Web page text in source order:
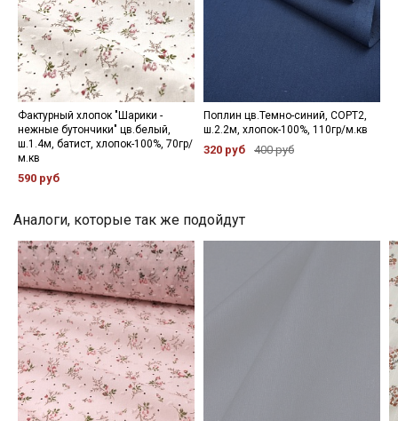
Фактурный хлопок "Шарики -
нежные бутончики" цв.белый,
ш.1.4м, батист, хлопок-100%, 70гр/
м.кв
590 руб
Поплин цв.Темно-синий, СОРТ2,
ш.2.2м, хлопок-100%, 110гр/м.кв
320 руб 400 руб
Аналоги, которые так же подойдут
Секретная рассылка от Купава
Мы публикуем здесь дополнительные
промокоды и скидки до 30% на узкие
категории тканей
Электронная почта
Подписаться
Ознакомлен(а) сПолитикой обработки персональных
данныхи даюСогласие на обработку персональных
данных
ДаюСогласие на получение рекламных и
информационных рассылок